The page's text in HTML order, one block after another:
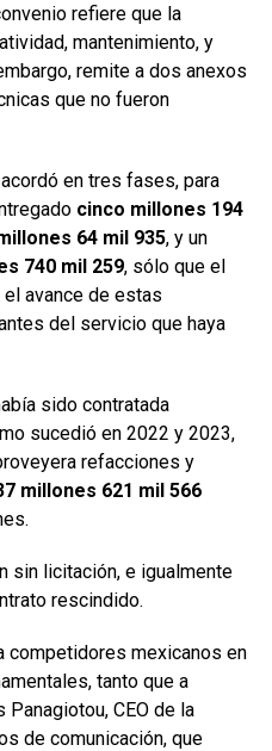
refiere que la
mantenimiento, y
remite a dos anexos
que no fueron
en tres fases, para
cinco millones 194
64 mil 935, y un
740 mil 259, sólo que el
avance de estas
del servicio que haya
sido contratada
sucedió en 2022 y 2023,
refacciones y
millones 621 mil 566
sin licitación, e igualmente
rescindido.
competidores mexicanos en
tanto que a
CEO de la
de comunicación, que